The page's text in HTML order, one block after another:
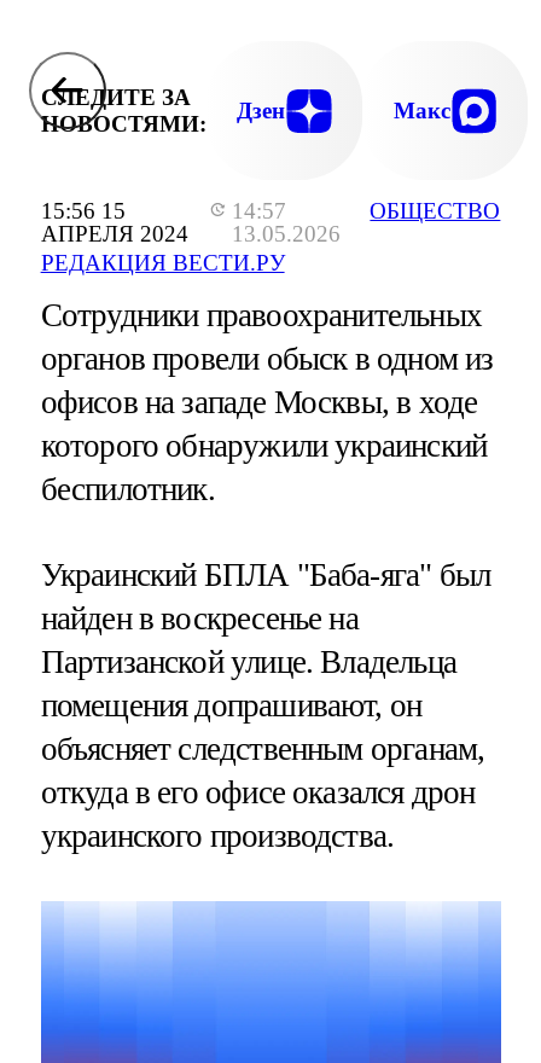
15:56 15
АПРЕЛЯ 2024
14:57
13.05.2026
РЕДАКЦИЯ ВЕСТИ.РУ
ОБЩЕСТВО
СЛЕДИТЕ ЗА
НОВОСТЯМИ:
Дзен Макс
Сотрудники правоохранительных
органов провели обыск в одном из
офисов на западе Москвы, в ходе
которого обнаружили украинский
беспилотник.
Украинский БПЛА "Баба-яга" был
найден в воскресенье на
Партизанской улице. Владельца
помещения допрашивают, он
объясняет следственным органам,
откуда в его офисе оказался дрон
украинского производства.